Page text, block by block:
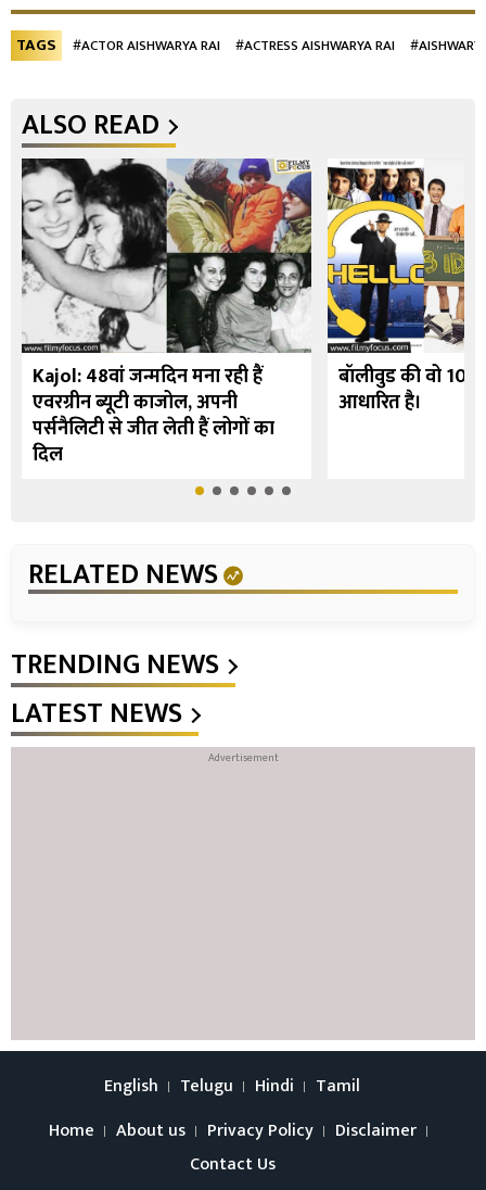
TAGS #ACTOR AISHWARYA RAI #ACTRESS AISHWARYA RAI
ALSO READ
Kajol: 48वां जन्मदिन मना रही हैं
एवरग्रीन ब्यूटी काजोल, अपनी
पर्सनैलिटी से जीत लेती हैं लोगों का
दिल
बॉलीवुड की वो 10
आधारित है।
RELATED NEWS
TRENDING NEWS
LATEST NEWS
English Telugu Hindi
Tamil
Home
About us Privacy Policy
Disclaimer
Contact Us